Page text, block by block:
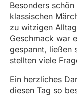
Besonders
klassischen
zu witzigen
Geschmack war
gespannt, ließen
stellten viele
Ein herzliches
diesen Tag so